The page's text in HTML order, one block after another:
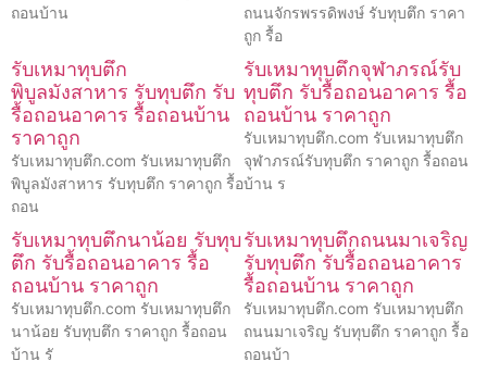
ถอนบ้าน
ถนนจักรพรรดิพงษ์ รับทุบตึก ราคา
ถูก รื้อ
รับเหมาทุบตึก
พิบูลมังสาหาร รับทุบตึก รับ
รื้อถอนอาคาร รื้อถอนบ้าน
ราคาถูก
รับเหมาทุบตึก.com รับเหมาทุบตึก
พิบูลมังสาหาร รับทุบตึก ราคาถูก รื้อ
ถอน
รับเหมาทุบตึกจุฬาภรณ์รับ
ทุบตึก รับรื้อถอนอาคาร รื้อ
ถอนบ้าน ราคาถูก
รับเหมาทุบตึก.com รับเหมาทุบตึก
จุฬาภรณ์รับทุบตึก ราคาถูก รื้อถอน
บ้าน ร
รับเหมาทุบตึกนาน้อย รับทุบ
ตึก รับรื้อถอนอาคาร รื้อ
ถอนบ้าน ราคาถูก
รับเหมาทุบตึก.com รับเหมาทุบตึก
นาน้อย รับทุบตึก ราคาถูก รื้อถอน
บ้าน รั
รับเหมาทุบตึกถนนมาเจริญ
รับทุบตึก รับรื้อถอนอาคาร
รื้อถอนบ้าน ราคาถูก
รับเหมาทุบตึก.com รับเหมาทุบตึก
ถนนมาเจริญ รับทุบตึก ราคาถูก รื้อ
ถอนบ้า